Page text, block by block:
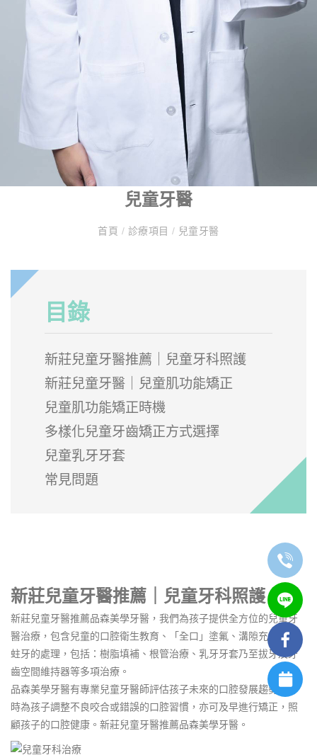
兒童牙醫
首頁 / 診療項目 / 兒童牙醫
目錄
新莊兒童牙醫推薦｜兒童牙科照護
新莊兒童牙醫｜兒童肌功能矯正
兒童肌功能矯正時機
多樣化兒童牙齒矯正方式選擇
兒童乳牙牙套
常見問題
新莊兒童牙醫推薦｜兒童牙科照護
新莊兒童牙醫推薦品森美學牙醫，我們為孩子提供全方位的兒童牙
醫治療，包含兒童的口腔衛生教育、「全口」塗氟、溝隙充填以及
蛀牙的處理，包括：樹脂填補、根管治療、乳牙牙套乃至拔牙及牙
齒空間維持器等多項治療。
品森美學牙醫有專業兒童牙醫師評估孩子未來的口腔發展趨勢，即
時為孩子調整不良咬合或錯誤的口腔習慣，亦可及早進行矯正，照
顧孩子的口腔健康。新莊兒童牙醫推薦品森美學牙醫。